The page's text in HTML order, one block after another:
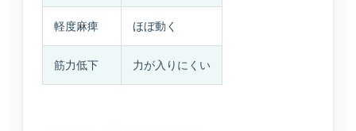
TEL WEB
軽度麻痺 ほぼ動く
筋力低下 力が入りにくい